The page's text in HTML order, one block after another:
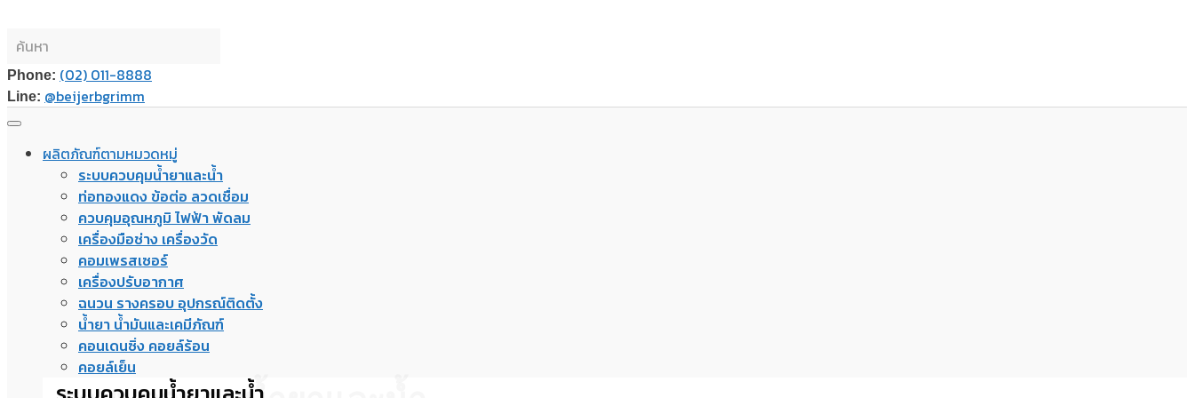
Phone: (02) 011-8888
Line: @beijerbgrimm
ผลิตภัณฑ์ตามหมวดหมู่
ระบบควบคุมน้ำยาและน้ำ
ท่อทองแดง ข้อต่อ ลวดเชื่อม
ควบคุมอุณหภูมิ ไฟฟ้า พัดลม
เครื่องมือช่าง เครื่องวัด
คอมเพรสเซอร์
เครื่องปรับอากาศ
ฉนวน รางครอบ อุปกรณ์ติดตั้ง
น้ำยา น้ำมันและเคมีภัณฑ์
คอนเดนซิ่ง คอยล์ร้อน
คอยล์เย็น